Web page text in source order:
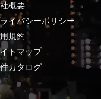
概要
イバシーポリシー
規約
トマップ
カタログ